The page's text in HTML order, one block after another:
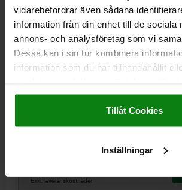
vidarebefordrar även sådana
information från din enhet till de sociala
annons- och analysföretag som vi
Dessa kan i sin tur kombinera
information som du har tillhandahållit
Impressum|Dataskydd|AGB
Tillåt Cookies
Inställningar
SPÄNNSPAK ST.3 M16, A=121,
STÅL, KOMP:PLAST
Exkl. leveranskostnader